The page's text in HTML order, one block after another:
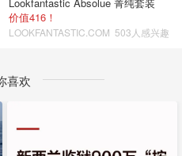
价值416！
LOOKFANTASTIC.COM 503人感兴趣
喜欢